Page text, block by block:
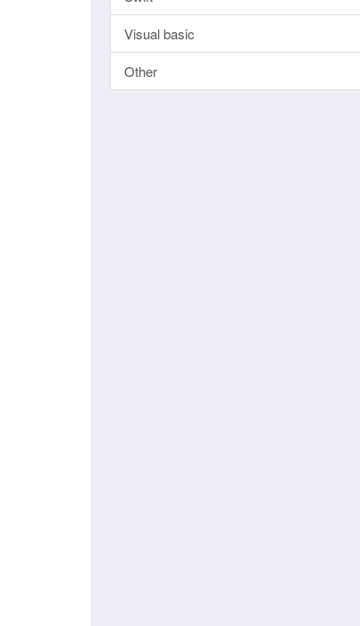
Visual basic
Other